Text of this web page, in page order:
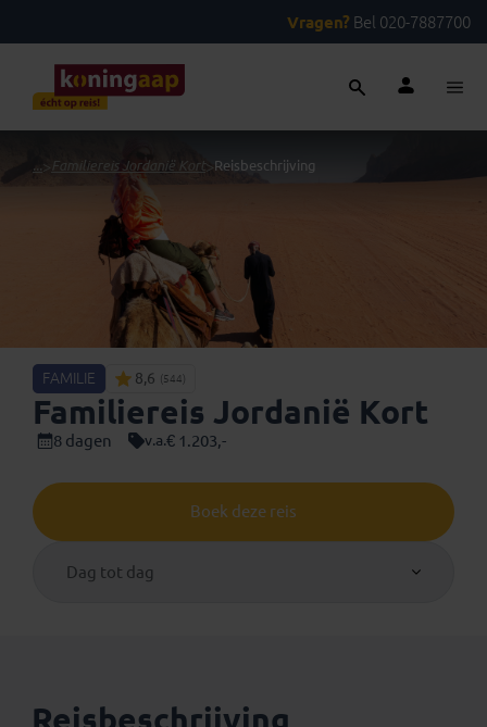
Vragen? Bel 020-7887700
... > Familiereis Jordanië Kort>Reisbeschrijving
FAMILIE 8,6 (544)
Familiereis Jordanië Kort
8 dagen v.a.€ 1.203,-
Boek deze reis
Dag tot dag
Reisbeschrijving